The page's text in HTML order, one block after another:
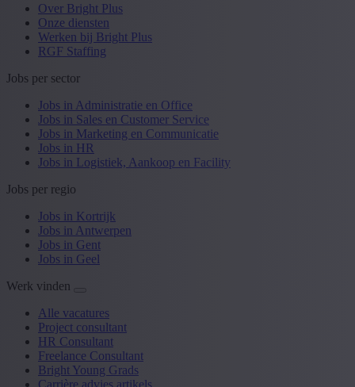
Over Bright Plus
Onze diensten
Werken bij Bright Plus
RGF Staffing
Jobs per sector
Jobs in Administratie en Office
Jobs in Sales en Customer Service
Jobs in Marketing en Communicatie
Jobs in HR
Jobs in Logistiek, Aankoop en Facility
Jobs per regio
Jobs in Kortrijk
Jobs in Antwerpen
Jobs in Gent
Jobs in Geel
Werk vinden
Alle vacatures
Project consultant
HR Consultant
Freelance Consultant
Bright Young Grads